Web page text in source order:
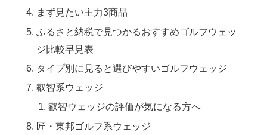
まず見たい主力3商品
ふるさと納税で見つかるおすすめゴルフウェッ
ジ比較早見表
タイプ別に見ると選びやすいゴルフウェッジ
叡智系ウェッジ
叡智ウェッジの評価が気になる方へ
匠・東邦ゴルフ系ウェッジ